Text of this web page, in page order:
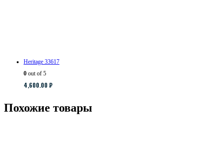
Heritage 33617
0 out of 5
4,600.00 ₽
Похожие товары